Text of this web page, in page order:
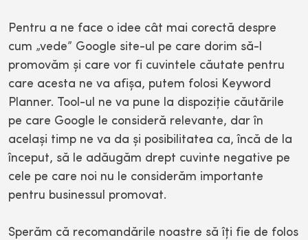
Pentru a ne face o idee cât mai corectă despre
cum „vede” Google site-ul pe care dorim să-l
promovăm şi care vor fi cuvintele căutate pentru
care acesta ne va afişa, putem folosi Keyword
Planner. Tool-ul ne va pune la dispoziţie căutările
pe care Google le consideră relevante, dar în
acelaşi timp ne va da şi posibilitatea ca, încă de la
început, să le adăugăm drept cuvinte negative pe
cele pe care noi nu le considerăm importante
pentru businessul promovat.
Sperăm că recomandările noastre să îţi fie de folos